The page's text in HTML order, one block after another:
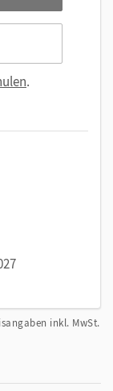
.
inkl. MwSt.